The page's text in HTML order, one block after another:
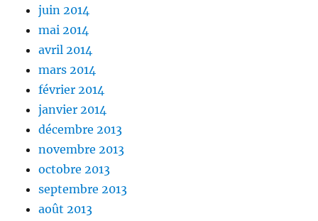
juin 2014
mai 2014
avril 2014
mars 2014
février 2014
janvier 2014
décembre 2013
novembre 2013
octobre 2013
septembre 2013
août 2013